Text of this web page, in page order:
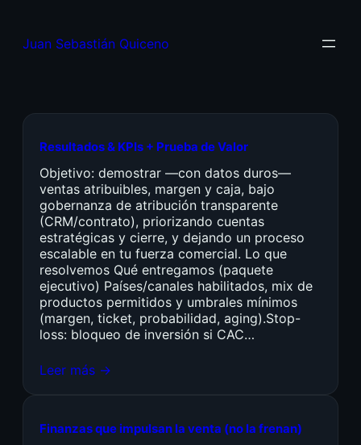
Juan Sebastián Quiceno
Resultados & KPIs + Prueba de Valor
Objetivo: demostrar —con datos duros—
ventas atribuibles, margen y caja, bajo
gobernanza de atribución transparente
(CRM/contrato), priorizando cuentas
estratégicas y cierre, y dejando un proceso
escalable en tu fuerza comercial. Lo que
resolvemos Qué entregamos (paquete
ejecutivo) Países/canales habilitados, mix de
productos permitidos y umbrales mínimos
(margen, ticket, probabilidad, aging).Stop-
loss: bloqueo de inversión si CAC…
Leer más →
Finanzas que impulsan la venta (no la frenan)